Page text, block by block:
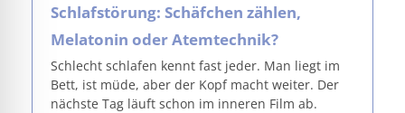
Schlafstörung: Schäfchen zählen,
Melatonin oder Atemtechnik?
Schlecht schlafen kennt fast jeder. Man liegt im
Bett, ist müde, aber der Kopf macht weiter. Der
nächste Tag läuft schon im inneren Film ab.